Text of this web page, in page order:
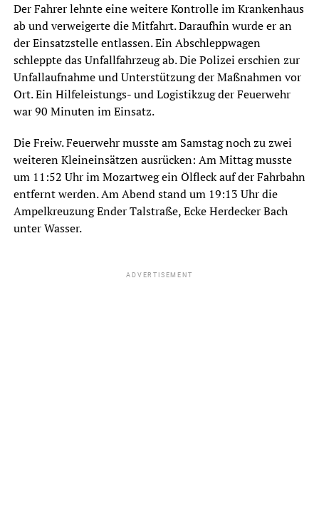
Der Fahrer lehnte eine weitere Kontrolle im Krankenhaus
ab und verweigerte die Mitfahrt. Daraufhin wurde er an
der Einsatzstelle entlassen. Ein Abschleppwagen
schleppte das Unfallfahrzeug ab. Die Polizei erschien zur
Unfallaufnahme und Unterstützung der Maßnahmen vor
Ort. Ein Hilfeleistungs- und Logistikzug der Feuerwehr
war 90 Minuten im Einsatz.
Die Freiw. Feuerwehr musste am Samstag noch zu zwei
weiteren Kleineinsätzen ausrücken: Am Mittag musste
um 11:52 Uhr im Mozartweg ein Ölfleck auf der Fahrbahn
entfernt werden. Am Abend stand um 19:13 Uhr die
Ampelkreuzung Ender Talstraße, Ecke Herdecker Bach
unter Wasser.
ADVERTISEMENT